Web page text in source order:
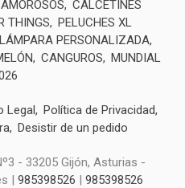
CALCETINES
THINGS
PELUCHES XL
LÁMPARA PERSONALIZADA
CANGUROS
MUNDIAL
Legal
Política de Privacidad
Desistir de un pedido
- 33205 Gijón, Asturias -
| 985398526 | 985398526